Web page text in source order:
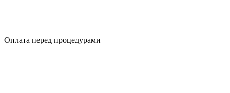
Оплата перед процедурами